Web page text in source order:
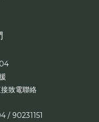
致電聯絡
/ 90231151